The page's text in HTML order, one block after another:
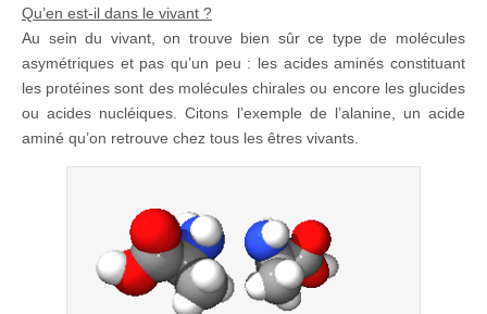
Qu’en est-il dans le vivant ?
Au sein du vivant, on trouve bien sûr ce type de molécules
asymétriques et pas qu’un peu : les acides aminés constituant
les protéines sont des molécules chirales ou encore les glucides
ou acides nucléiques. Citons l’exemple de l’alanine, un acide
aminé qu’on retrouve chez tous les êtres vivants.